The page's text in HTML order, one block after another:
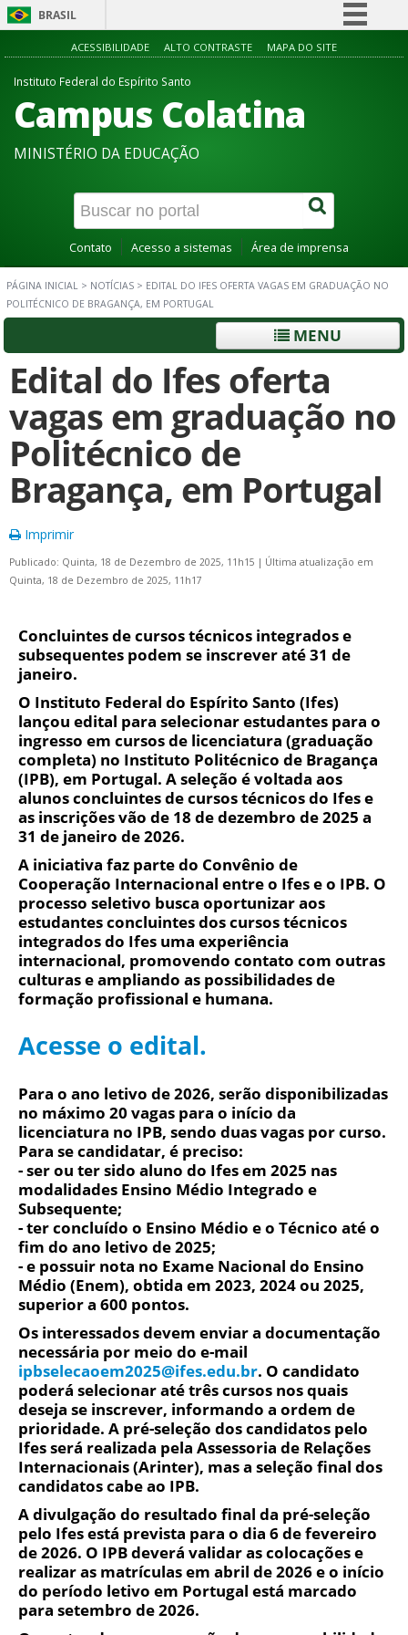
BRASIL
Simplifique!
Acesso à informação
Canais
ACESSIBILIDADE ALTO CONTRASTE MAPA DO SITE
Instituto Federal do Espírito Santo
Campus Colatina
MINISTÉRIO DA EDUCAÇÃO
Contato Acesso a sistemas Área de imprensa
PÁGINA INICIAL > NOTÍCIAS > EDITAL DO IFES OFERTA VAGAS EM GRADUAÇÃO NO
POLITÉCNICO DE BRAGANÇA, EM PORTUGAL
MENU
Edital do Ifes oferta
vagas em graduação no
Politécnico de
Bragança, em Portugal
Imprimir
Publicado: Quinta, 18 de Dezembro de 2025, 11h15 | Última atualização em
Quinta, 18 de Dezembro de 2025, 11h17
Concluintes de cursos técnicos integrados e
subsequentes podem se inscrever até 31 de
janeiro.
O Instituto Federal do Espírito Santo (Ifes)
lançou edital para selecionar estudantes para o
ingresso em cursos de licenciatura (graduação
completa) no Instituto Politécnico de Bragança
(IPB), em Portugal. A seleção é voltada aos
alunosconcluintes de cursos técnicosdo Ifes e
as inscrições vão de 18 de dezembro de 2025 a
31 de janeiro de 2026.
A iniciativa faz parte do Convênio de
Cooperação Internacional entre o Ifes e o IPB. O
processo seletivo busca oportunizar aos
estudantes concluintes dos cursos técnicos
integrados do Ifes uma experiência
internacional, promovendo contato com outras
culturas e ampliando as possibilidades de
formação profissional e humana.
Acesse o edital.
Para o ano letivo de 2026, serão disponibilizadas
no máximo 20 vagas para o início da
licenciatura no IPB, sendo duas vagas por curso.
Para se candidatar, é preciso:
- ser ou ter sido aluno do Ifes em 2025 nas
modalidades Ensino Médio Integrado e
Subsequente;
- terconcluído o Ensino Médio e o Técnico até o
fim do ano letivo de 2025;
- e possuir nota no Exame Nacional do Ensino
Médio (Enem), obtida em 2023, 2024 ou 2025,
superior a 600 pontos.
Os interessados devem enviar a documentação
necessária por meio do e-mail
ipbselecaoem2025@ifes.edu.br. O candidato
poderá selecionar até três cursos nos quais
deseja se inscrever, informando a ordem de
prioridade. A pré-seleção dos candidatos pelo
Ifes será realizada pela Assessoria de Relações
Internacionais (Arinter), mas a seleção final dos
candidatos cabe ao IPB.
A divulgação do resultado final da pré-seleção
pelo Ifes está prevista para o dia 6 de fevereiro
de 2026. O IPB deverá validar as colocações e
realizar as matrículas em abril de 2026 e o início
do período letivo em Portugal está marcado
para setembro de 2026.